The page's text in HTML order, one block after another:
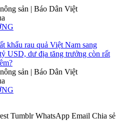
sản | Báo Dân Việt
khẩu rau quả Việt Nam sang
USD, dư địa tăng trưởng còn rất
sản | Báo Dân Việt
Tumblr WhatsApp Email Chia sẻ